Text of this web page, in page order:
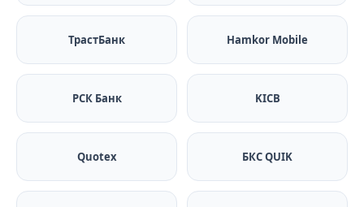
ТрастБанк Hamkor Mobile
РСК Банк KICB
Quotex БКС QUIK